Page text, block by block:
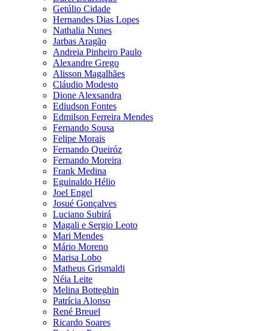
Getúlio Cidade
Hernandes Dias Lopes
Nathalia Nunes
Jarbas Aragão
Andreia Pinheiro Paulo
Alexandre Grego
Alisson Magalhães
Cláudio Modesto
Dione Alexsandra
Ediudson Fontes
Edmilson Ferreira Mendes
Fernando Sousa
Felipe Morais
Fernando Queiróz
Fernando Moreira
Frank Medina
Eguinaldo Hélio
Joel Engel
Josué Gonçalves
Luciano Subirá
Magali e Sergio Leoto
Mari Mendes
Mário Moreno
Marisa Lobo
Matheus Grismaldi
Néia Leite
Melina Botteghin
Patrícia Alonso
René Breuel
Ricardo Soares